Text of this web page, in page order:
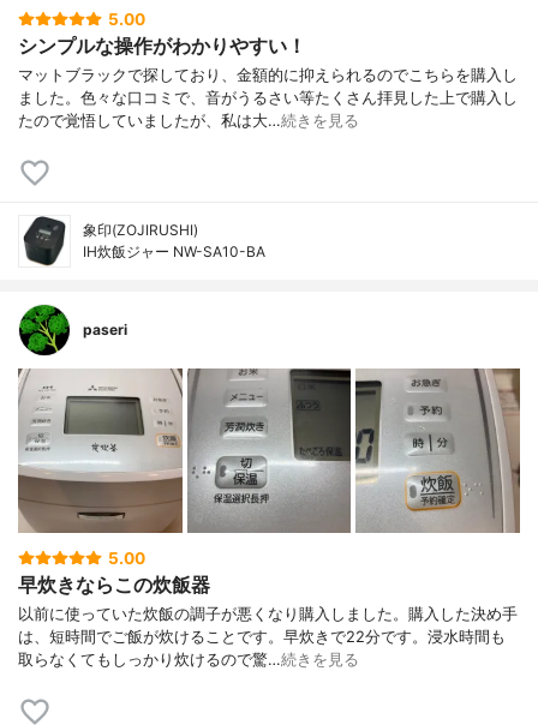
5.00
シンプルな操作がわかりやすい！
マットブラックで探しており、金額的に抑えられるのでこちらを購入し
ました。色々な口コミで、音がうるさい等たくさん拝見した上で購入し
たので覚悟していましたが、私は大…続きを見る
象印(ZOJIRUSHI)
IH炊飯ジャー NW-SA10-BA
paseri
5.00
早炊きならこの炊飯器
以前に使っていた炊飯の調子が悪くなり購入しました。購入した決め手
は、短時間でご飯が炊けることです。早炊きで22分です。浸水時間も
取らなくてもしっかり炊けるので驚…続きを見る